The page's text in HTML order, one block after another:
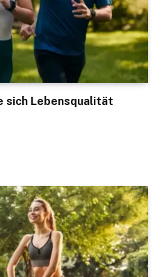
sich Lebensqualität